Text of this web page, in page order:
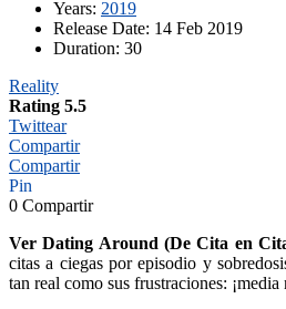
Years: 2019
Release Date: 14 Feb 2019
Duration: 30
Reality
Rating 5.5
Twittear
Compartir
Compartir
Pin
0 Compartir
Ver Dating Around (De Cita en
citas a ciegas por episodio y
tan real como sus frustraciones: ¡media